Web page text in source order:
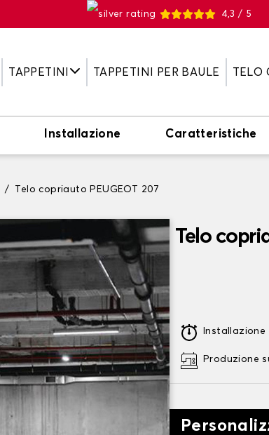
4,3 / 5
TAPPETINI TAPPETINI PER BAULE TELO
Installazione Caratteristiche
Telo copriauto PEUGEOT 207
Telo
Installazione
Produzione